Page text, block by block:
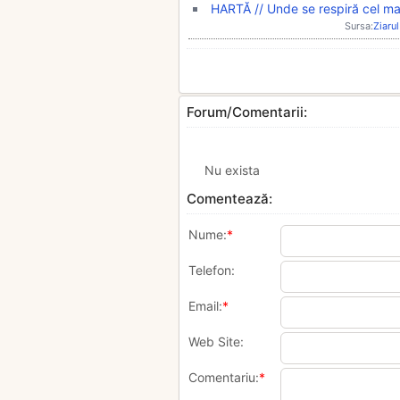
HARTĂ // Unde se respiră cel
Sursa:
Forum/Comentarii:
Nu exista
Comentează:
Nume:*
Telefon:
Email:*
Web Site:
Comentariu:*